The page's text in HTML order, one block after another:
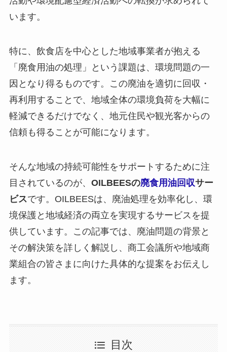
います。
特に、飲食店を中心とした地域事業者が抱える
「廃食用油の処理」という課題は、環境問題の一
因となり得るものです。この廃油を適切に回収・
再利用することで、地域全体の環境負荷を大幅に
軽減できるだけでなく、地元住民や観光客からの
信頼も得ることが可能になります。
そんな地域の持続可能性をサポートするために注
目されているのが、 OILBEESの廃食用油回収サー
ビスです。OILBEESは、廃油処理を効率化し、環
境保護と地域経済の両立を実現するサービスを提
供しています。この記事では、廃油問題の背景と
その解決策を詳しく解説し、商工会議所や地域商
業組合の皆さまに向けた具体的な提案をお伝えし
ます。
目次